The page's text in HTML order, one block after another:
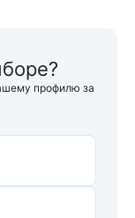
профилю за